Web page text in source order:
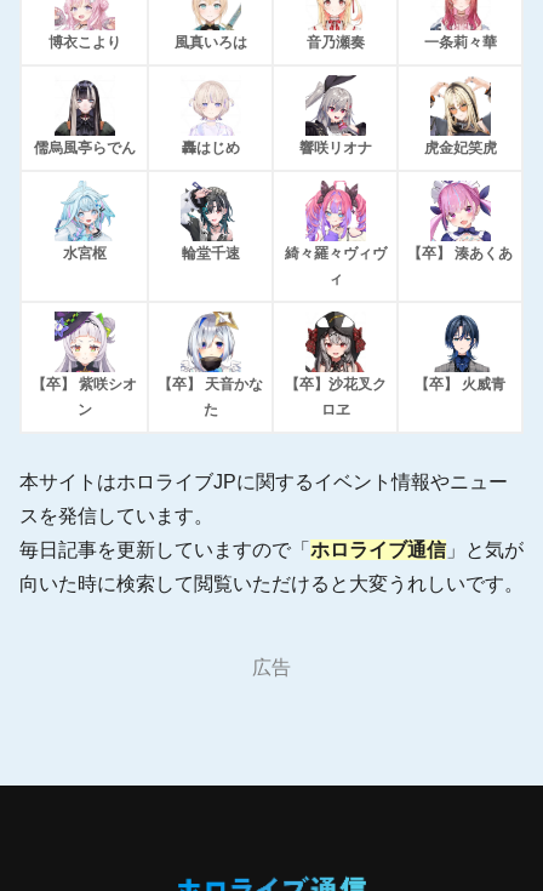
博衣こより 風真いろは 音乃瀬奏 一条莉々華
儒烏風亭らでん 轟はじめ 響咲リオナ 虎金妃笑虎
水宮枢 輪堂千速
綺々羅々ヴィヴ
ィ
【卒】 湊あくあ
【卒】 紫咲シオ
ン
【卒】 天音かな
た
【卒】沙花叉ク
ロヱ
【卒】 火威青
本サイトはホロライブJPに関するイベント情報やニュー
スを発信しています。
毎日記事を更新していますので「 ホロライブ通信 」と気が
向いた時に検索して閲覧いただけると大変うれしいです。
広告